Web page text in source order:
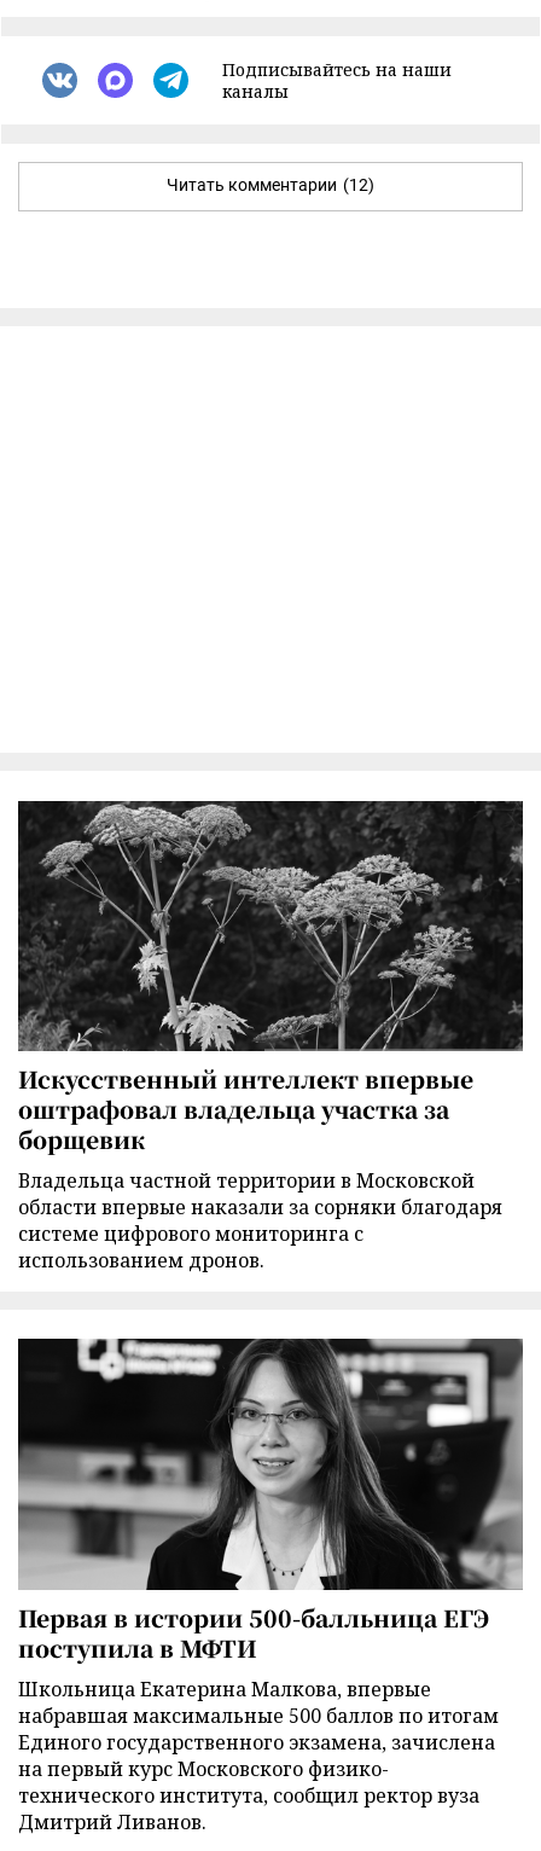
Подписывайтесь на наши
каналы
Читать комментарии (12)
Искусственный интеллект впервые
оштрафовал владельца участка за
борщевик
Владельца частной территории в Московской
области впервые наказали за сорняки благодаря
системе цифрового мониторинга с
использованием дронов.
Первая в истории 500-балльница ЕГЭ
поступила в МФТИ
Школьница Екатерина Малкова, впервые
набравшая максимальные 500 баллов по итогам
Единого государственного экзамена, зачислена
на первый курс Московского физико-
технического института, сообщил ректор вуза
Дмитрий Ливанов.